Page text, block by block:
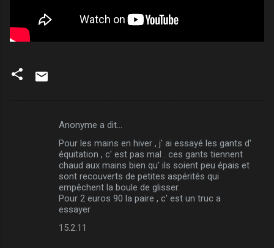
Anonyme a dit…
Pour les mains en hiver , j' ai essayé les gants d'
équitation , c' est pas mal . ces gants tiennent
chaud aux mains bien qu' ils soient peu épais et
sont recouverts de petites aspérités qui
empêchent la boule de glisser.
Pour 2 euros 90 la paire , c' est un truc a
essayer
15.2.11